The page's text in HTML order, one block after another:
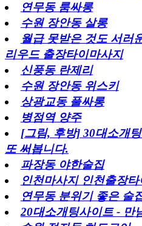
연무동 룸싸롱
수원 장안동 살롱
월급 못받은 것도 서러
리우드 출장타이마사지
신풍동 란제리
수원 장안동 위스키
상광교동 풀싸롱
병점역 양주
[그림, 후방] 30대소개
또 써봅니다.
파장동 야한술집
인천마사지 인천출장
연무동 분위기 좋은 술
20대소개팅사이트 - 만